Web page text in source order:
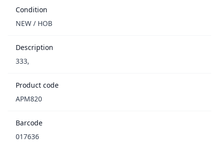
Condition
NEW / НОВ
Description
333,
Product code
APM820
Barcode
017636